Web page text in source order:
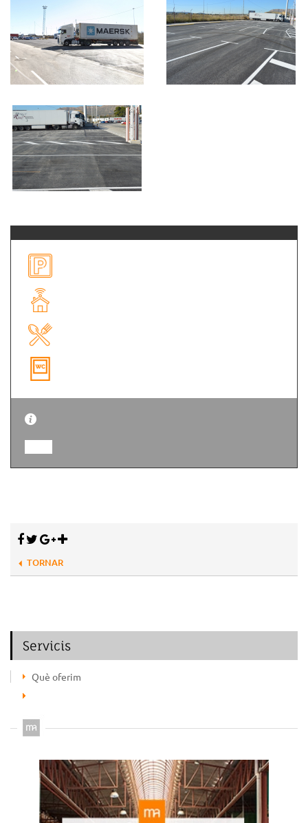
TORNAR
Servicis
Què oferim